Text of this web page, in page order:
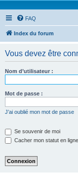
FAQ
Index du forum
Vous devez être
Nom d’utilisateur :
Mot de passe :
J’ai oublié mon mot de passe
Se souvenir de moi
Cacher mon statut en